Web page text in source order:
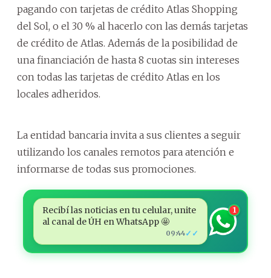
pagando con tarjetas de crédito Atlas Shopping
del Sol, o el 30 % al hacerlo con las demás tarjetas
de crédito de Atlas. Además de la posibilidad de
una financiación de hasta 8 cuotas sin intereses
con todas las tarjetas de crédito Atlas en los
locales adheridos.
La entidad bancaria invita a sus clientes a seguir
utilizando los canales remotos para atención e
informarse de todas sus promociones.
Recibí las noticias en tu celular, unite
al canal de ÚH en WhatsApp 🤩
09:44✓✓
1